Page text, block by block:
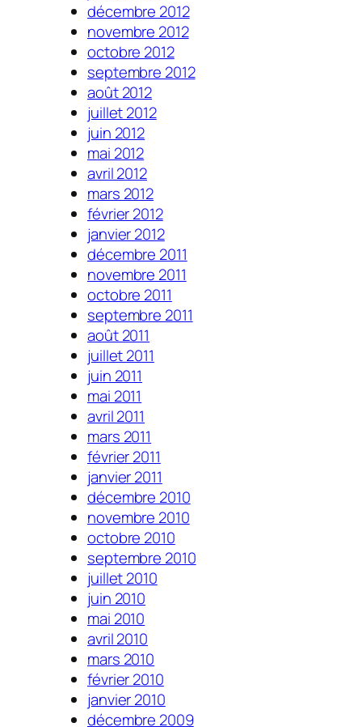
décembre 2012
novembre 2012
octobre 2012
septembre 2012
août 2012
juillet 2012
juin 2012
mai 2012
avril 2012
mars 2012
février 2012
janvier 2012
décembre 2011
novembre 2011
octobre 2011
septembre 2011
août 2011
juillet 2011
juin 2011
mai 2011
avril 2011
mars 2011
février 2011
janvier 2011
décembre 2010
novembre 2010
octobre 2010
septembre 2010
juillet 2010
juin 2010
mai 2010
avril 2010
mars 2010
février 2010
janvier 2010
décembre 2009